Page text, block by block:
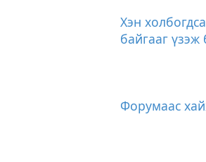
Хэн
байгааг үзэж
Форумаас